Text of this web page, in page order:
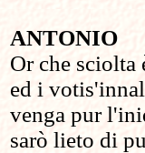
ANTONIO
Or che sciolta
ed i
venga pur
sarò lieto di